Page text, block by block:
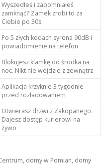
Wyszedłeś i zapomniałeś
zamknąć? Zamek zrobi to za
Ciebie po 30s
Po 5 złych kodach syrena 90dB i
powiadomienie na telefon
Blokujesz klamkę od środka na
noc. Nikt nie wejdzie z zewnątrz
Aplikacja krzyknie 3 tygodnie
przed rozładowaniem
Otwierasz drzwi z Zakopanego.
Dajesz dostęp kurierowi na
żywo
domy w Pomian, domy